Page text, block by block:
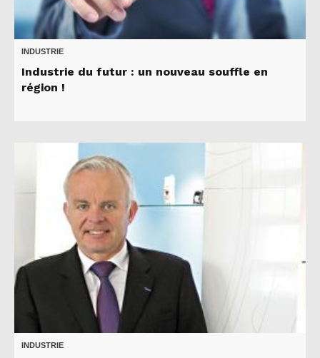
INDUSTRIE
Industrie du futur : un nouveau souffle en
région !
INDUSTRIE